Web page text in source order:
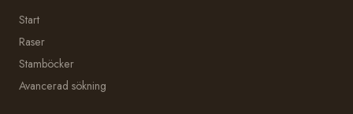
Start
Raser
Stamböcker
Avancerad sökning